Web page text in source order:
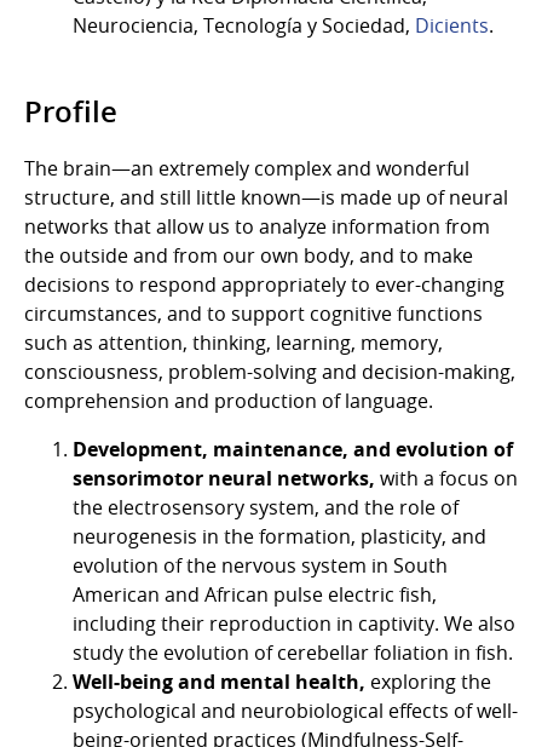
Neurociencia, Tecnología y Sociedad, Dicients.
Profile
The brain—an extremely complex and wonderful
structure, and still little known—is made up of neural
networks that allow us to analyze information from
the outside and from our own body, and to make
decisions to respond appropriately to ever-changing
circumstances, and to support cognitive functions
such as attention, thinking, learning, memory,
consciousness, problem-solving and decision-making,
comprehension and production of language.
Development, maintenance, and evolution of
sensorimotor neural networks, with a focus on
the electrosensory system, and the role of
neurogenesis in the formation, plasticity, and
evolution of the nervous system in South
American and African pulse electric fish,
including their reproduction in captivity. We also
study the evolution of cerebellar foliation in fish.
Well-being and mental health, exploring the
psychological and neurobiological effects of well-
being-oriented practices (Mindfulness-Self-